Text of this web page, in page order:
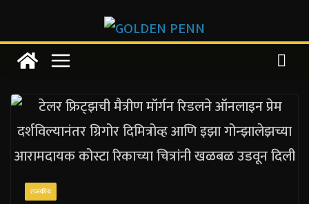
to
content
राजकीय